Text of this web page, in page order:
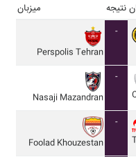
میزبان نتیجه
Perspolis Tehran
-
Nasaji Mazandran
-
Foolad Khouzestan
-